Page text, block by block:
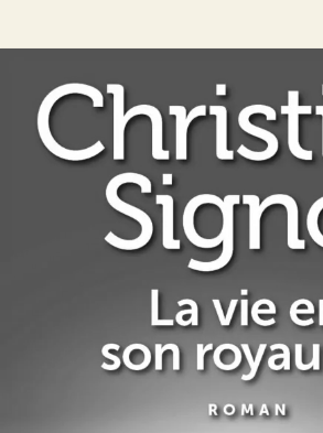
La Vie en son royaume